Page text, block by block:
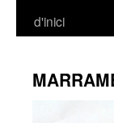
d'inici